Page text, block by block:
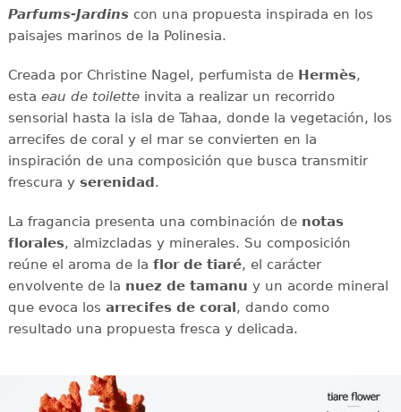
Parfums-Jardinscon una propuesta inspirada en los
paisajes marinos de la Polinesia.
Creada por Christine Nagel, perfumista de Hermès,
esta eau de toiletteinvita a realizar un recorrido
sensorial hasta la isla de Tahaa, donde la vegetación, los
arrecifes de coral y el mar se convierten en la
inspiración de una composición que busca transmitir
frescura y serenidad.
La fragancia presenta una combinación de notas
florales, almizcladas y minerales. Su composición
reúne el aroma de la flor de tiaré, el carácter
envolvente de la nuez de tamanu y un acorde mineral
que evoca los arrecifes de coral, dando como
resultado una propuesta fresca y delicada.